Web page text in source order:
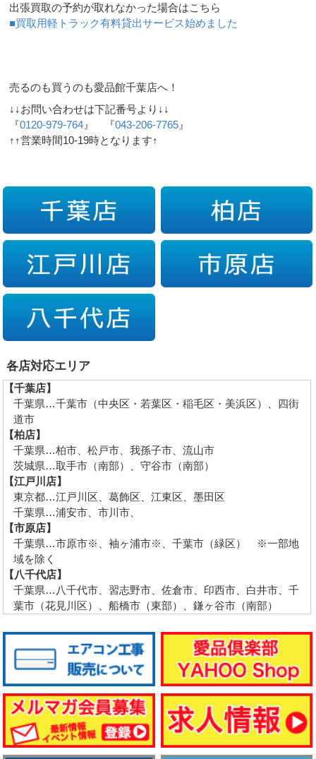
出張買取の予約が取れなかった場合はこちら
■買取用軽トラック有料貸出サービス始めました
売るのも買うのも愛品館千葉店へ！
↓↓お問い合わせは下記番号より↓↓
『0120-979-764 』 『043-206-7765 』
↑↑営業時間10-19時となります↑
各店対応エリア
【千葉店】
千葉県…千葉市（中央区・若葉区・稲毛区・美浜区）、四街
道市
【柏店】
千葉県…柏市、松戸市、我孫子市、流山市
茨城県…取手市（南部）、守谷市（南部）
【江戸川店】
東京都…江戸川区、葛飾区、江東区、墨田区
千葉県…浦安市、市川市、
【市原店】
千葉県…市原市※、袖ヶ浦市※、千葉市（緑区） ※一部地
域を除く
【八千代店】
千葉県…八千代市、習志野市、佐倉市、印西市、白井市、千
葉市（花見川区）、船橋市（東部）、鎌ヶ谷市（南部）